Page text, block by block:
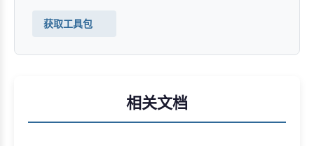
获取工具包
相关文档